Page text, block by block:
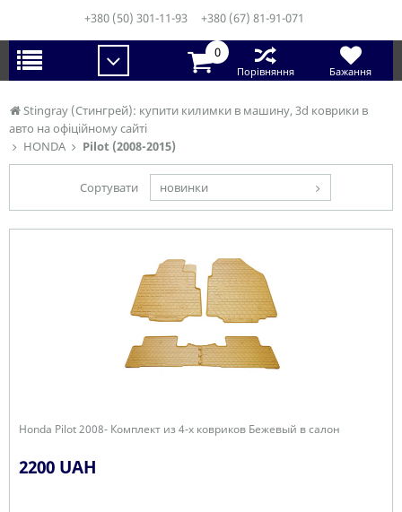
Stingray (Стингрей): купити килимки в машину, 3d коврики в
авто на офіційному сайті
HONDA
Pilot (2008-2015)
Сортувати новинки
Honda Pilot 2008- Комплект из 4-х ковриков Бежевый в салон
2200 UAH
+380 (50) 301-11-93 +380 (67) 81-91-071
0
Порівняння Бажання